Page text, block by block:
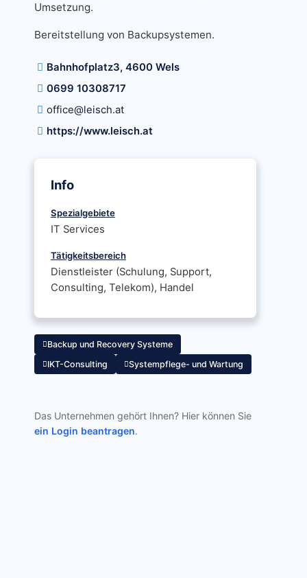
Umsetzung.
Bereitstellung von Backupsystemen.
Bahnhofplatz3, 4600 Wels
0699 10308717
office@leisch.at
https://www.leisch.at
Info
Spezialgebiete
IT Services
Tätigkeitsbereich
Dienstleister (Schulung, Support,
Consulting, Telekom), Handel
Backup und Recovery Systeme
IKT-Consulting
Systempflege- und Wartung
Das Unternehmen gehört Ihnen? Hier können Sie
ein Login beantragen.